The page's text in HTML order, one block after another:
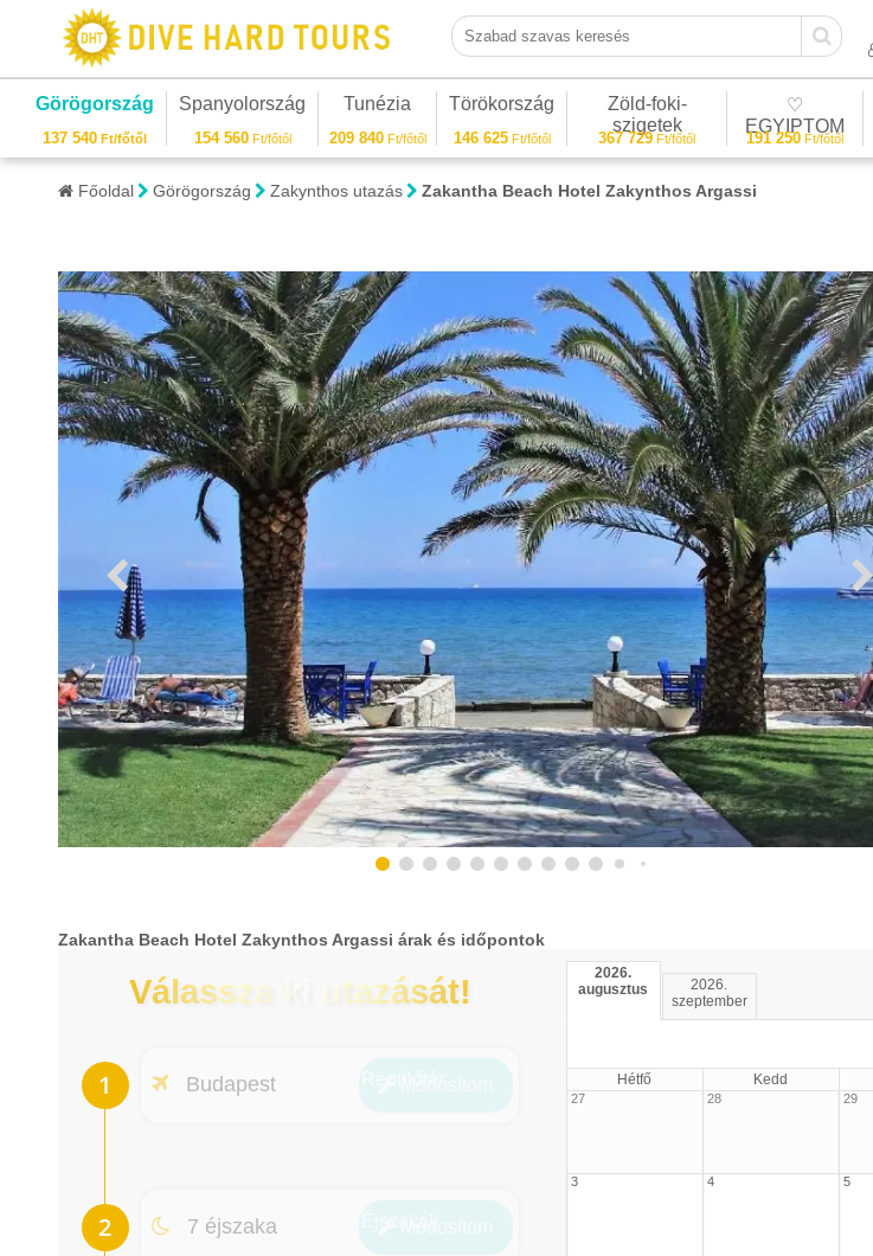
Szabad szavas keresés
Görögország
137 540 Ft/főtől
Spanyolország
154 560Ft/főtől
Tunézia
209 840Ft/főtől
Törökország
146 625Ft/főtől
Zöld-foki-
szigetek
367 729 Ft/főtől
♡
EGYIPTOM
191 250 Ft/főtől
Főoldal Görögország Zakynthos utazás Zakantha Beach Hotel Zakynthos Argassi
Zakantha Beach Hotel Zakynthos Argassi árak és időpontok
Válassza ki utazását!
Budapest
7 éjszaka
2026.
augusztus
2026.
szeptember
Hétfő Kedd
27 28 29
3 4 5